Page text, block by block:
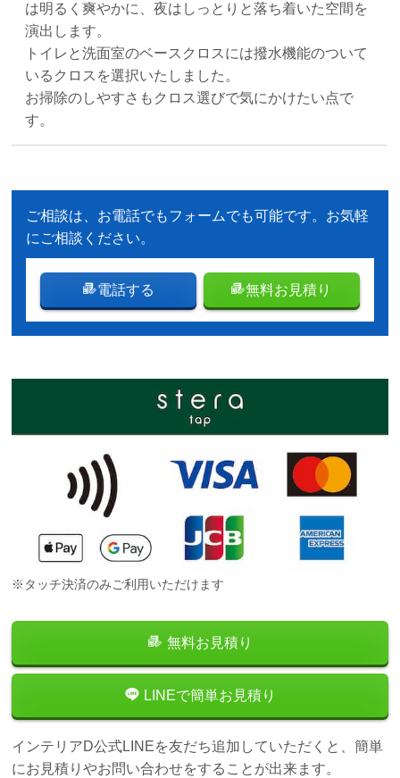
は明るく爽やかに、夜はしっとりと落ち着いた空間を
演出します。
トイレと洗面室のベースクロスには撥水機能のついて
いるクロスを選択いたしました。
お掃除のしやすさもクロス選びで気にかけたい点で
す。
ご相談は、お電話でもフォームでも可能です。お気軽
にご相談ください。
電話する 無料お見積り
※タッチ決済のみご利用いただけます
無料お見積り
LINEで簡単お見積り
インテリアD公式LINEを友だち追加していただくと、簡単
にお見積りやお問い合わせをすることが出来ます。